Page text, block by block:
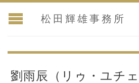
松田輝雄事務所
劉雨辰（リゥ・ユチ